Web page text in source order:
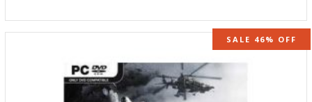
SALE 46% OFF